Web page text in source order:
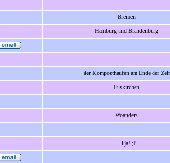
Bremen
Hamburg und Brandenburg
der Komposthaufen am Ende der Zeit
Euskirchen
Woanders
...Tja! ;P